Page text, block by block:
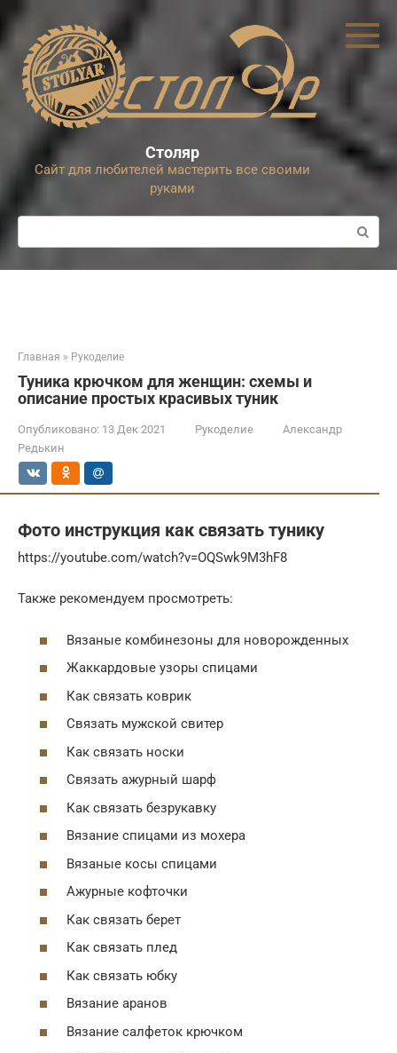
контенту
Столяр
Сайт для любителей мастерить все своими
руками
Главная » Рукоделие
Туника крючком для женщин: схемы и
описание простых красивых туник
Опубликовано: 13 Дек 2021 Рукоделие
Александр
Редькин
Фото инструкция как связать тунику
https://youtube.com/watch?v=OQSwk9M3hF8
Также рекомендуем просмотреть:
Вязаные комбинезоны для новорожденных
Жаккардовые узоры спицами
Как связать коврик
Связать мужской свитер
Как связать носки
Связать ажурный шарф
Как связать безрукавку
Вязание спицами из мохера
Вязаные косы спицами
Ажурные кофточки
Как связать берет
Как связать плед
Как связать юбку
Вязание аранов
Вязание салфеток крючком